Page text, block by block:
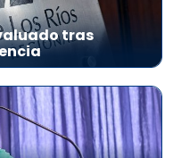
tras